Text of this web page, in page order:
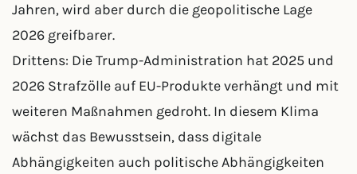
Jahren, wird aber durch die geopolitische Lage
2026 greifbarer.
Drittens: Die Trump-Administration hat 2025 und
2026 Strafzölle auf EU-Produkte verhängt und mit
weiteren Maßnahmen gedroht. In diesem Klima
wächst das Bewusstsein, dass digitale
Abhängigkeiten auch politische Abhängigkeiten